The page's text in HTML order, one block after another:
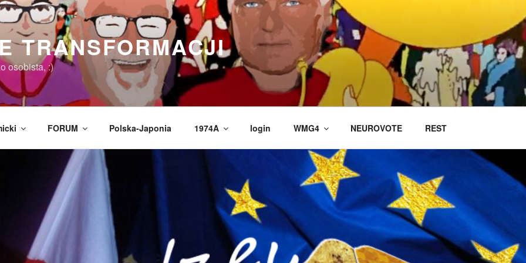
TRANSFORMACJI
osobista, :)
FORUM Polska-Japonia 1974A login WMG4 NEUROVOTE REST